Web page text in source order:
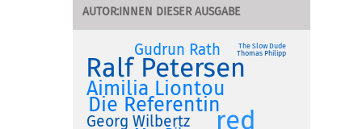
AUTOR:INNEN DIESER AUSGABE
Ralf Petersen
red
Aimilia Liontou
Die Referentin
Georg Wilbertz
Gudrun Rath The Slow Dude
Thomas Philipp